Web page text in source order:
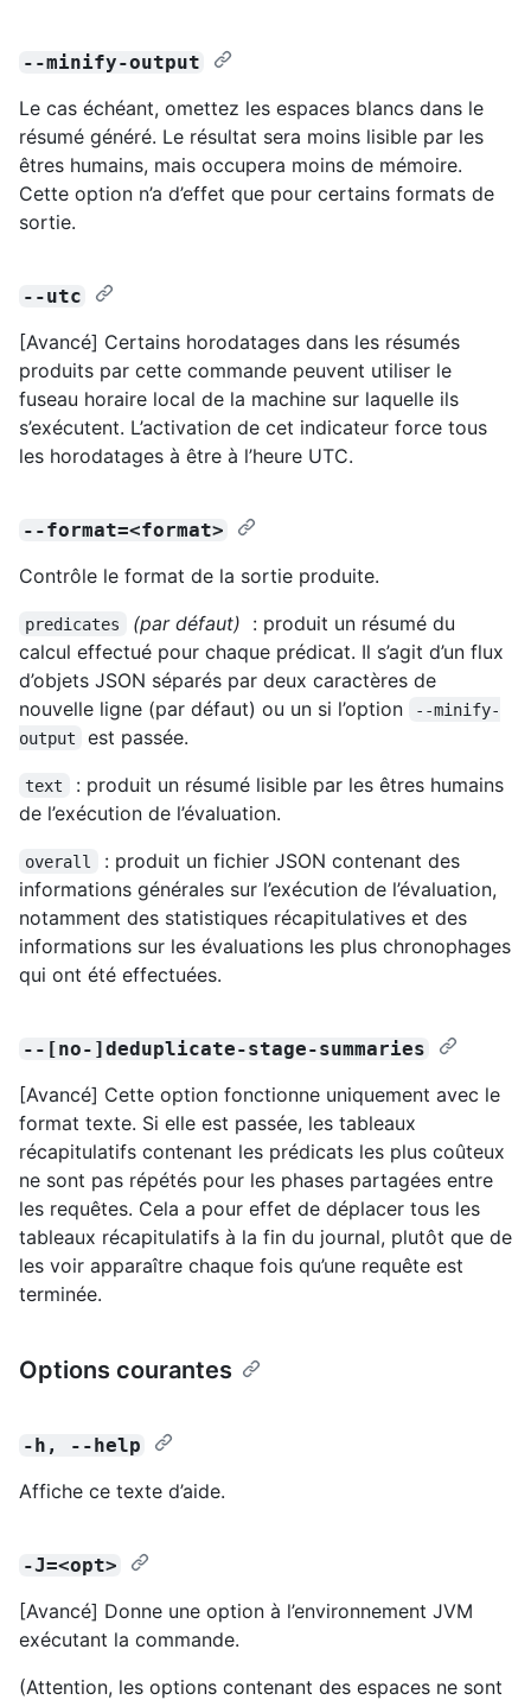
--minify-output
Le cas échéant, omettez les espaces blancs dans le
résumé généré. Le résultat sera moins lisible par les
êtres humains, mais occupera moins de mémoire.
Cette option n’a d’effet que pour certains formats de
sortie.
--utc
[Avancé] Certains horodatages dans les résumés
produits par cette commande peuvent utiliser le
fuseau horaire local de la machine sur laquelle ils
s’exécutent. L’activation de cet indicateur force tous
les horodatages à être à l’heure UTC.
--format=<format>
Contrôle le format de la sortie produite.
predicates (par défaut) : produit un résumé du
calcul effectué pour chaque prédicat. Il s’agit d’un flux
d’objets JSON séparés par deux caractères de
nouvelle ligne (par défaut) ou un si l’option
--minify-
output
est passée.
text
: produit un résumé lisible par les êtres humains
de l’exécution de l’évaluation.
overall
: produit un fichier JSON contenant des
informations générales sur l’exécution de l’évaluation,
notamment des statistiques récapitulatives et des
informations sur les évaluations les plus chronophages
qui ont été effectuées.
--[no-]deduplicate-stage-summaries
[Avancé] Cette option fonctionne uniquement avec le
format texte. Si elle est passée, les tableaux
récapitulatifs contenant les prédicats les plus coûteux
ne sont pas répétés pour les phases partagées entre
les requêtes. Cela a pour effet de déplacer tous les
tableaux récapitulatifs à la fin du journal, plutôt que de
les voir apparaître chaque fois qu’une requête est
terminée.
Options courantes
-h, --help
Affiche ce texte d’aide.
-J=<opt>
[Avancé] Donne une option à l’environnement JVM
exécutant la commande.
(Attention, les options contenant des espaces ne sont